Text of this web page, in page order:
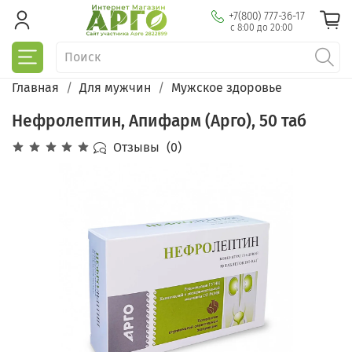
+7(800) 777-36-17
с 8:00 до 20:00
Главная Для мужчин Мужское здоровье
Нефролептин, Апифарм (Арго), 50 таб
Отзывы (0)